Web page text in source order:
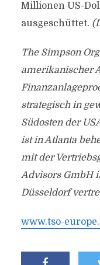
Millionen US-
ausgeschüttet.
The Simpson
amerikanischer
strategisch in
Südosten der
ist in Atlanta
mit der
Advisors GmbH
Düsseldorf
www.tso-